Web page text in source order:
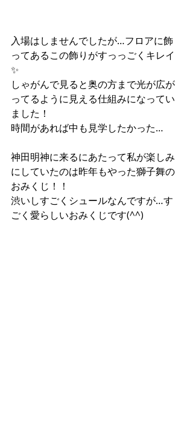
入場はしませんでしたが…フロアに飾
ってあるこの飾りがすっっごくキレイ
✨
しゃがんで見ると奥の方まで光が広が
ってるように見える仕組みになってい
ました！
時間があれば中も見学したかった…
神田明神に来るにあたって私が楽しみ
にしていたのは昨年もやった獅子舞の
おみくじ！！
渋いしすごくシュールなんですが…す
ごく愛らしいおみくじです(^^)